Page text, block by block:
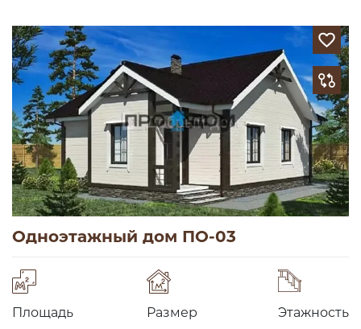
Одноэтажный дом ПО-03
Площадь Размер Этажность